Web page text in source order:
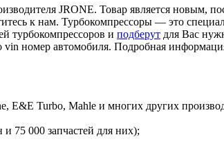
JRONE. Товар является новым,
к нам. Турбокомпрессоры — это
турбокомпрессоров и подберут для Вас
номер автомобиля. Подробная
Turbo, Mahle и многих других
75 000 запчастей для них);